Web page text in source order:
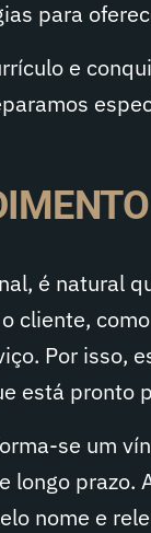
para
e
é natural
cliente,
Por isso,
está pronto
se um
longo prazo.
nome e